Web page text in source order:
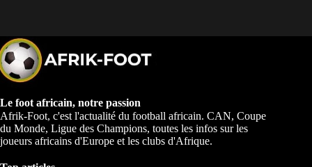
Le foot africain, notre passion
Afrik-Foot, c'est l'actualité du football africain. CAN, Coupe
du Monde, Ligue des Champions, toutes les infos sur les
joueurs africains d'Europe et les clubs d'Afrique.